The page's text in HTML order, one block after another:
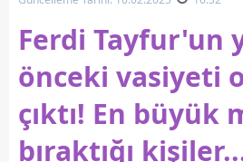
Ferdi Tayfur'un
önceki vasiyeti
çıktı! En büyük
bıraktığı